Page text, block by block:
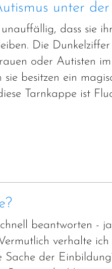
unter
dass sie
Die
oder Autisten
besitzen ein
Tarnkappe ist
beantworten -
verhalte
Sache der